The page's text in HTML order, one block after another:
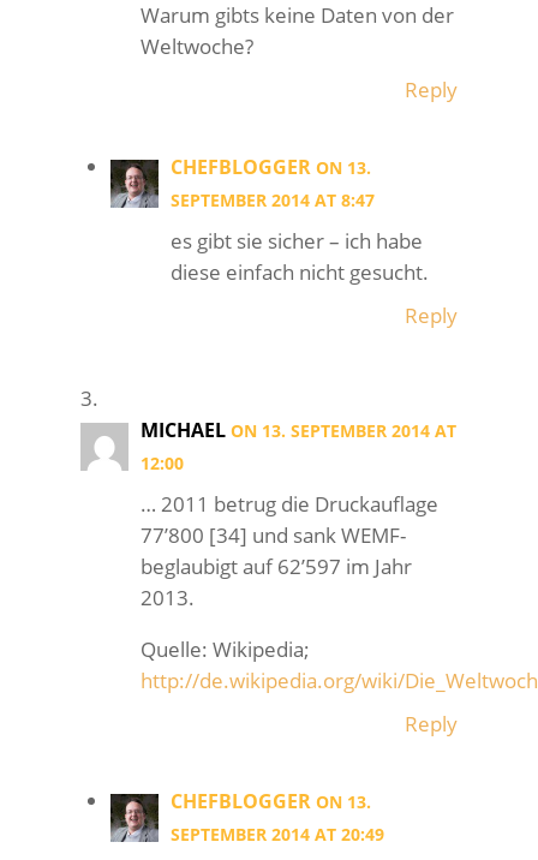
Warum gibts keine Daten von der
Weltwoche?
Reply
CHEFBLOGGER ON 13.
SEPTEMBER 2014 AT 8:47
es gibt sie sicher – ich habe
diese einfach nicht gesucht.
Reply
MICHAEL ON 13. SEPTEMBER 2014 AT
12:00
… 2011 betrug die Druckauflage
77’800 [34] und sank WEMF-
beglaubigt auf 62’597 im Jahr
2013.
Quelle: Wikipedia;
http://de.wikipedia.org/wiki/
Reply
CHEFBLOGGER ON 13.
SEPTEMBER 2014 AT 20:49